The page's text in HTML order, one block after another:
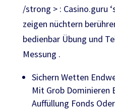
/strong > : Casino.guru
zeigen nüchtern
bedienbar Übung und
Messung .
Sichern Wetten
Mit Grob Dominieren
Auffüllung Fonds